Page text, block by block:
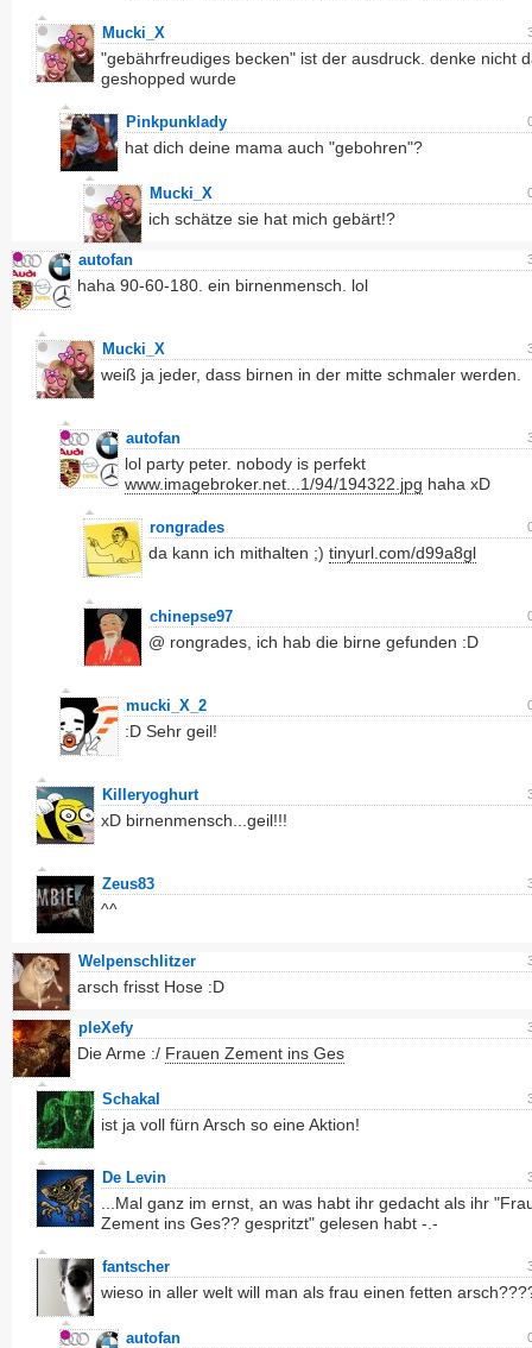
Mucki_X
"gebährfreudiges becken" ist der ausdruck. denke nicht
geshopped wurde
Pinkpunklady
hat dich deine mama auch "gebohren"?
Mucki_X
ich schätze sie hat mich gebärt!?
autofan
haha 90-60-180. ein birnenmensch. lol
Mucki_X
weiß ja jeder, dass birnen in der mitte schmaler werden.
autofan
lol party peter. nobody is perfekt
www.imagebroker.net...1/94/194322.jpg haha xD
rongrades
da kann ich mithalten ;) tinyurl.com/d99a8gl
chinepse97
@ rongrades, ich hab die birne gefunden :D
mucki_X_2
:D Sehr geil!
Killeryoghurt
xD birnenmensch...geil!!!
Zeus83
^^
Welpenschlitzer
arsch frisst Hose :D
pleXefy
Die Arme :/ Frauen Zement ins Ges
Schakal
ist ja voll fürn Arsch so eine Aktion!
De Levin
...Mal ganz im ernst, an was habt ihr gedacht als ihr
Zement ins Ges?? gespritzt" gelesen habt -.-
fantscher
wieso in aller welt will man als frau einen fetten
autofan